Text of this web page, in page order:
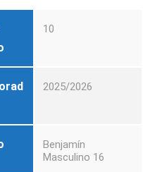
10
2025/2026
Benjamín
Masculino 16